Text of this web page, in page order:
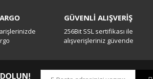
GÜVENLİ ALIŞVERİŞ
256Bit SSL sertifikası ile
alışverişleriniz güvende